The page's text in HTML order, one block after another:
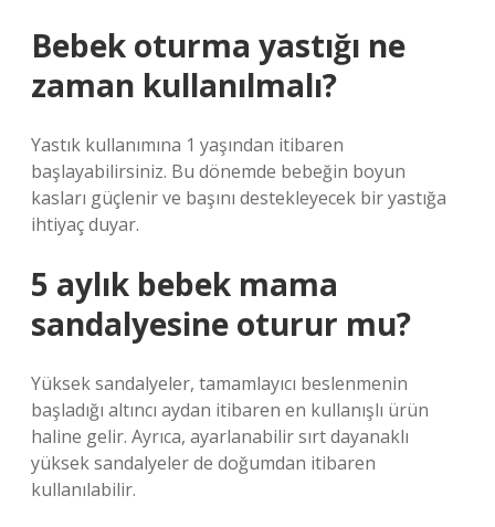
Bebek oturma yastığı ne
zaman kullanılmalı?
Yastık kullanımına 1 yaşından itibaren
başlayabilirsiniz. Bu dönemde bebeğin boyun
kasları güçlenir ve başını destekleyecek bir yastığa
ihtiyaç duyar.
5 aylık bebek mama
sandalyesine oturur mu?
Yüksek sandalyeler, tamamlayıcı beslenmenin
başladığı altıncı aydan itibaren en kullanışlı ürün
haline gelir. Ayrıca, ayarlanabilir sırt dayanaklı
yüksek sandalyeler de doğumdan itibaren
kullanılabilir.